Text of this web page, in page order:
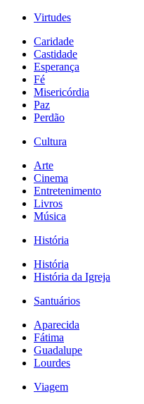
Virtudes
Caridade
Castidade
Esperança
Fé
Misericórdia
Paz
Perdão
Cultura
Arte
Cinema
Entretenimento
Livros
Música
História
História
História da Igreja
Santuários
Aparecida
Fátima
Guadalupe
Lourdes
Viagem